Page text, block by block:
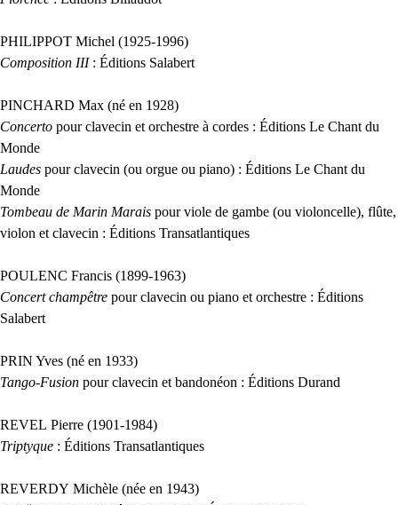
PHILIPPOT Michel (1925-1996)
Composition III: Éditions Salabert
PINCHARD Max (né en 1928)
Concerto pour clavecin et orchestre à cordes : Éditions Le Chant du
Monde
Laudes pour clavecin (ou orgue ou piano) : Éditions Le Chant du
Monde
Tombeau de Marin Marais pour viole de gambe (ou violoncelle), flûte,
violon et clavecin : Éditions Transatlantiques
POULENC Francis (1899-1963)
Concert champêtre pour clavecin ou piano et orchestre : Éditions
Salabert
PRIN Yves (né en 1933)
Tango-Fusion pour clavecin et bandonéon : Éditions Durand
REVEL Pierre (1901-1984)
Triptyque : Éditions Transatlantiques
REVERDY Michèle (née en 1943)